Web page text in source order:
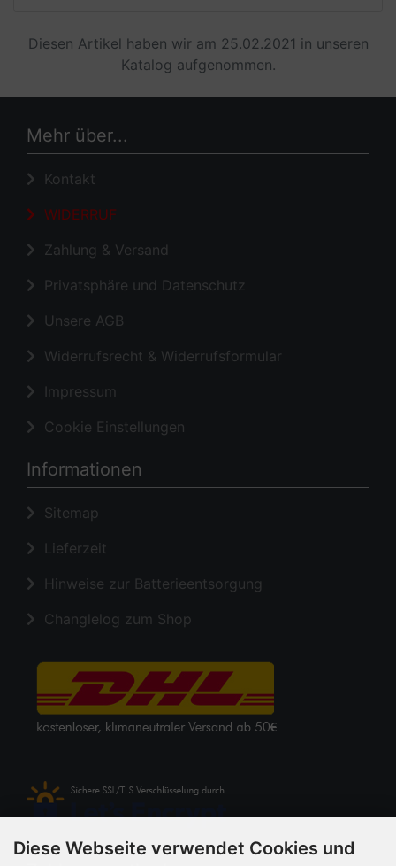
Diesen Artikel haben wir am 25.02.2021 in unseren
Katalog aufgenommen.
Mehr über...
Kontakt
WIDERRUF
Zahlung & Versand
Privatsphäre und Datenschutz
Unsere AGB
Widerrufsrecht & Widerrufsformular
Impressum
Cookie Einstellungen
Informationen
Sitemap
Lieferzeit
Hinweise zur Batterieentsorgung
Changlelog zum Shop
Diese Webseite verwendet Cookies und